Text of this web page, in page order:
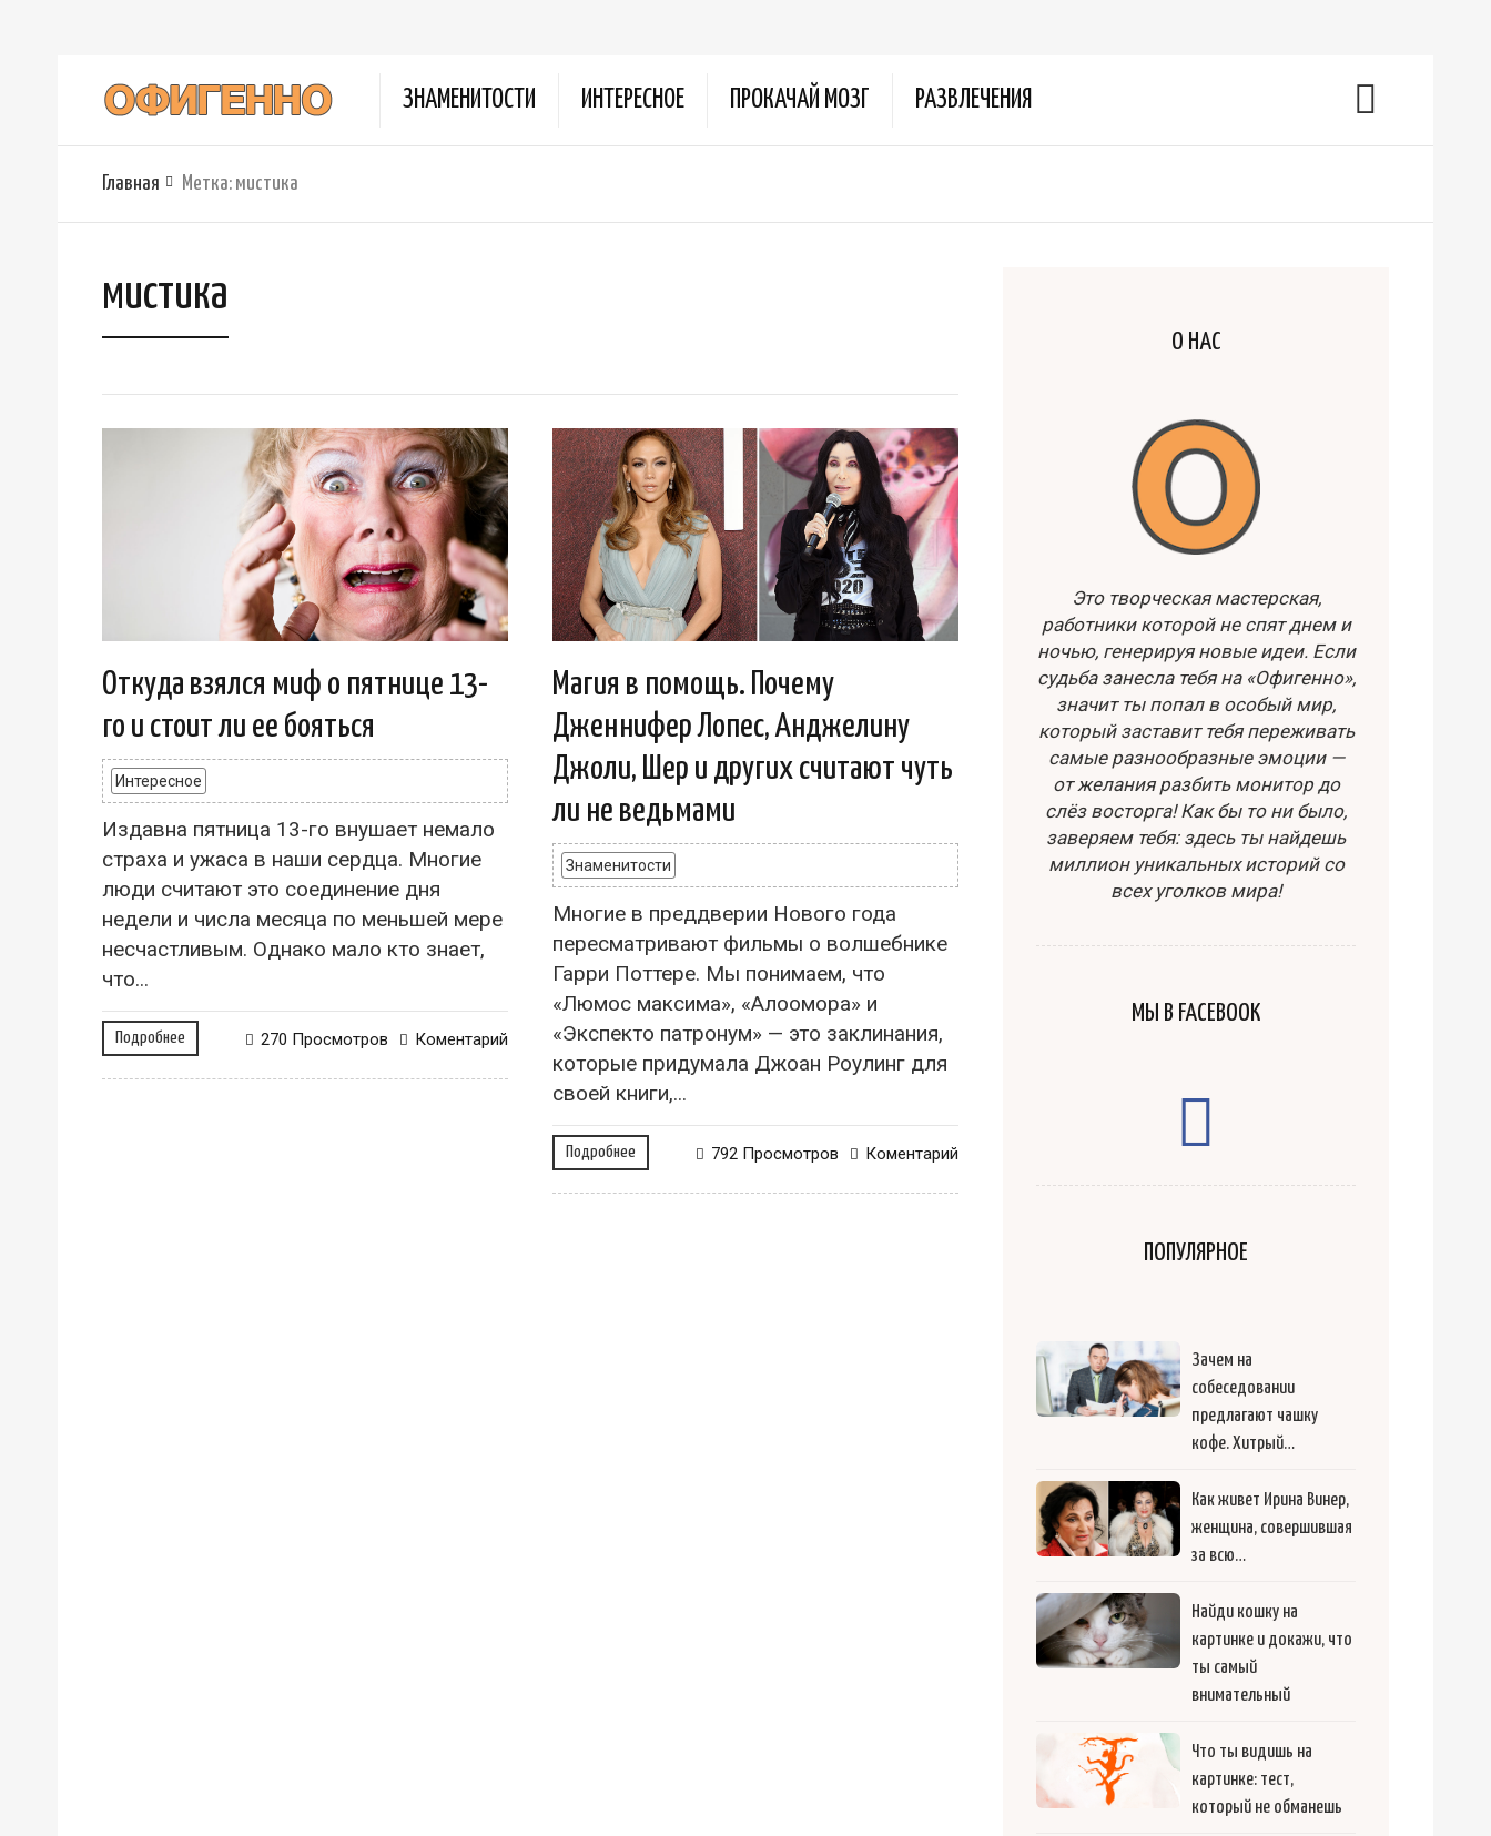
ЗНАМЕНИТОСТИ ИНТЕРЕСНОЕ ПРОКАЧАЙ МОЗГ РАЗВЛЕЧЕНИЯ
Главная Метка: мистика
мистика
Откуда взялся миф о пятнице 13-
го и стоит ли ее бояться
Интересное
Издавна пятница 13-го внушает немало
страха и ужаса в наши сердца. Многие
люди считают это соединение дня
недели и числа месяца по меньшей мере
несчастливым. Однако мало кто знает,
что...
Подробнее Коментарий
270 Просмотров
Магия в помощь. Почему
Дженнифер Лопес, Анджелину
Джоли, Шер и других считают чуть
ли не ведьмами
Знаменитости
Многие в преддверии Нового года
пересматривают фильмы о волшебнике
Гарри Поттере. Мы понимаем, что
«Люмос максима», «Алоомора» и
«Экспекто патронум» — это заклинания,
которые придумала Джоан Роулинг для
своей книги,...
Подробнее Коментарий
792 Просмотров
О НАС
Это творческая мастерская,
работники которой не спят днем и
ночью, генерируя новые идеи. Если
судьба занесла тебя на «Офигенно»,
значит ты попал в особый мир,
который заставит тебя переживать
самые разнообразные эмоции —
от желания разбить монитор до
слёз восторга! Как бы то ни было,
заверяем тебя: здесь ты найдешь
миллион уникальных историй со
всех уголков мира!
МЫ В FACEBOOK
ПОПУЛЯРНОЕ
Зачем на
собеседовании
предлагают чашку
кофе. Хитрый…
Как живет Ирина Винер,
женщина, совершившая
за всю…
Найди кошку на
картинке и докажи, что
ты самый
внимательный
Что ты видишь на
картинке: тест,
который не обманешь